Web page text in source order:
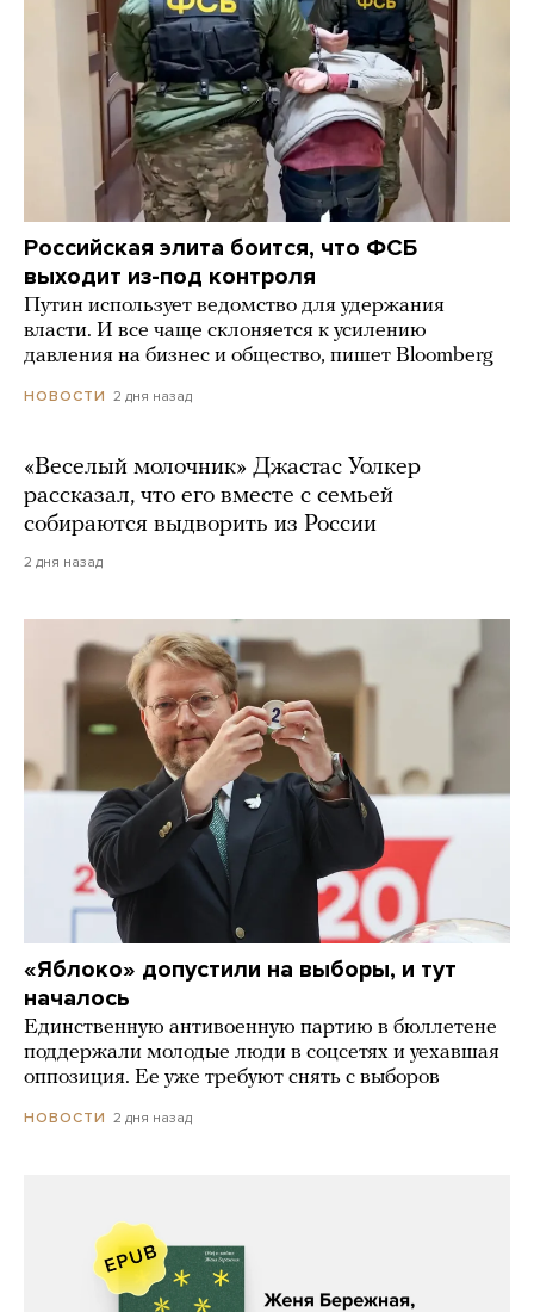
Российская элита боится, что ФСБ
выходит из-под контроля
Путин использует ведомство для удержания
власти. И все чаще склоняется к усилению
давления на бизнес и общество, пишет Bloomberg
НОВОСТИ 2 дня назад
«Веселый молочник» Джастас Уолкер
рассказал, что его вместе с семьей
собираются выдворить из России
2 дня назад
«Яблоко» допустили на выборы, и тут
началось
Единственную антивоенную партию в бюллетене
поддержали молодые люди в соцсетях и уехавшая
оппозиция. Ее уже требуют снять с выборов
НОВОСТИ 2 дня назад